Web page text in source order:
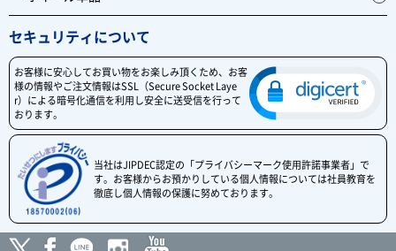
セキュリティについて
お客様に安心してお買い物をお楽しみ頂くため、お客
様の情報やご注文情報はSSL（Secure Socket Laye
r）による暗号化通信を利用し安全に送受信を行って
おります。
当社はJIPDEC認定の「プライバシーマーク使用許諾事業者」で
す。お客様からお預かりしている個人情報については社員教育を
徹底し個人情報の保護に努めております。